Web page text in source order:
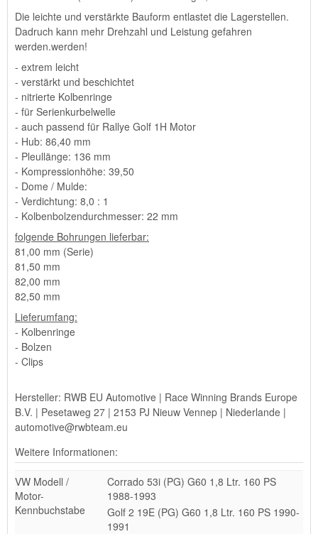
Die leichte und verstärkte Bauform entlastet die Lagerstellen.
Dadruch kann mehr Drehzahl und Leistung gefahren
werden.werden!
- extrem leicht
- verstärkt und beschichtet
- nitrierte Kolbenringe
- für Serienkurbelwelle
- auch passend für Rallye Golf 1H Motor
- Hub: 86,40 mm
- Pleullänge: 136 mm
- Kompressionhöhe: 39,50
- Dome / Mulde:
- Verdichtung: 8,0 : 1
- Kolbenbolzendurchmesser: 22 mm
folgende Bohrungen lieferbar:
81,00 mm (Serie)
81,50 mm
82,00 mm
82,50 mm
Lieferumfang:
- Kolbenringe
- Bolzen
- Clips
Hersteller: RWB EU Automotive | Race Winning Brands Europe
B.V. | Pesetaweg 27 | 2153 PJ Nieuw Vennep | Niederlande |
automotive@rwbteam.eu
Weitere Informationen:
VW Modell /
Motor-
Kennbuchstabe
Corrado 53i (PG) G60 1,8 Ltr. 160 PS
1988-1993
Golf 2 19E (PG) G60 1,8 Ltr. 160 PS 1990-
1991